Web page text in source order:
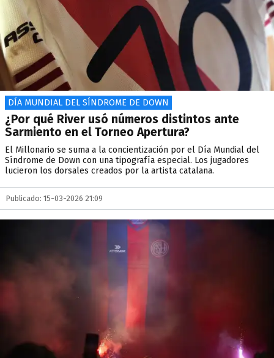
DÍA MUNDIAL DEL SÍNDROME DE DOWN
¿Por qué River usó números distintos ante
Sarmiento en el Torneo Apertura?
El Millonario se suma a la concientización por el Día Mundial del
Síndrome de Down con una tipografía especial. Los jugadores
lucieron los dorsales creados por la artista catalana.
Publicado: 15-03-2026 21:09